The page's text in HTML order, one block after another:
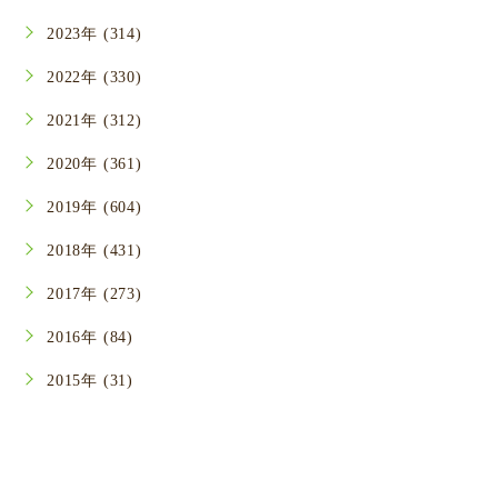
2023年 (314)
2022年 (330)
2021年 (312)
2020年 (361)
2019年 (604)
2018年 (431)
2017年 (273)
2016年 (84)
2015年 (31)